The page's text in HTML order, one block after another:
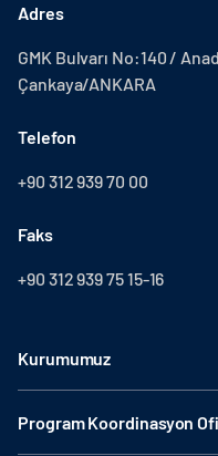
Adres
GMK Bulvarı No:140 /
Çankaya/ANKARA
Telefon
+90 312 939 70 00
Faks
+90 312 939 75 15-16
Kurumumuz
Program Koordinasyon